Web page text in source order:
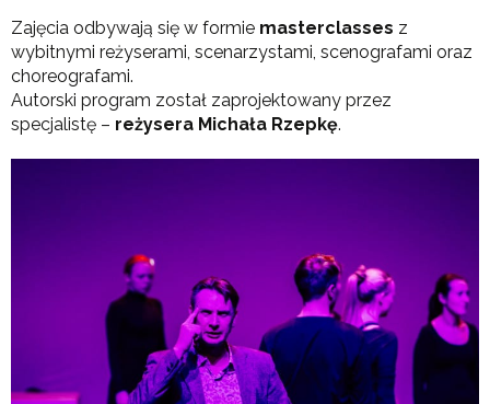
Zajęcia odbywają się w formie masterclasses z
wybitnymi reżyserami, scenarzystami, scenografami oraz
choreografami.
Autorski program został zaprojektowany przez
specjalistę – reżysera Michała Rzepkę.